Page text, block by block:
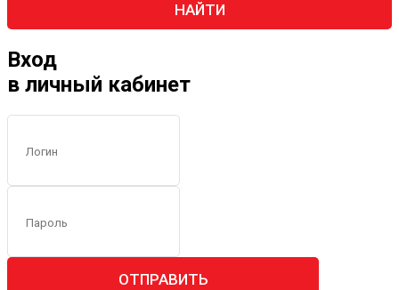
НАЙТИ
Вход
в личный кабинет
ОТПРАВИТЬ